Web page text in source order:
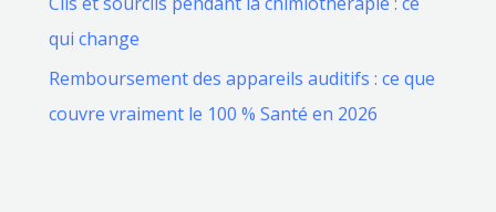
qui change
Remboursement des appareils auditifs : ce que
couvre vraiment le 100 % Santé en 2026